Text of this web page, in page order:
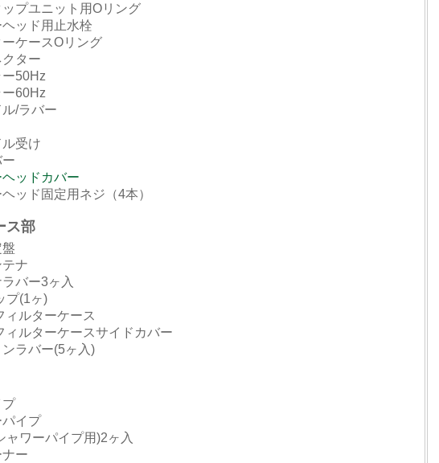
プユニット用Oリング
ッド用止水栓
ケースOリング
ター
50Hz
60Hz
/ラバー
受け
ッドカバー
ッド固定用ネジ（4本）
ス部
ナ
バー3ヶ入
プ(1ヶ)
ルターケース
ィルターケースサイドカバー
ラバー(5ヶ入)
プ
イプ
ャワーパイプ用)2ヶ入
ー